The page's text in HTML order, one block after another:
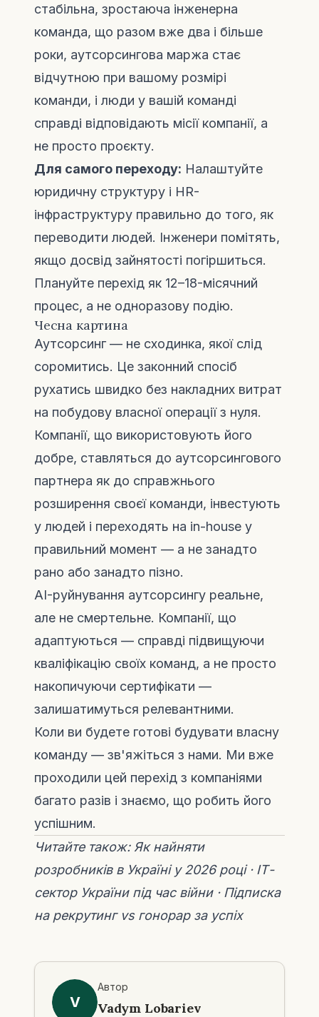
стабільна, зростаюча інженерна
команда, що разом вже два і більше
роки, аутсорсингова маржа стає
відчутною при вашому розмірі
команди, і люди у вашій команді
справді відповідають місії компанії, а
не просто проєкту.
Для самого переходу: Налаштуйте
юридичну структуру і HR-
інфраструктуру правильно до того, як
переводити людей. Інженери помітять,
якщо досвід зайнятості погіршиться.
Плануйте перехід як 12–18-місячний
процес, а не одноразову подію.
Чесна картина
Аутсорсинг — не сходинка, якої слід
соромитись. Це законний спосіб
рухатись швидко без накладних витрат
на побудову власної операції з нуля.
Компанії, що використовують його
добре, ставляться до аутсорсингового
партнера як до справжнього
розширення своєї команди, інвестують
у людей і переходять на in-house у
правильний момент — а не занадто
рано або занадто пізно.
AI-руйнування аутсорсингу реальне,
але не смертельне. Компанії, що
адаптуються — справді підвищуючи
кваліфікацію своїх команд, а не просто
накопичуючи сертифікати —
залишатимуться релевантними.
Коли ви будете готові будувати власну
команду — зв'яжіться з нами. Ми вже
проходили цей перехід з компаніями
багато разів і знаємо, що робить його
успішним.
Читайте також: Як найняти
розробників в Україні у 2026 році· ІТ-
сектор України під час війни· Підписка
на рекрутинг vs гонорар за успіх
V
Автор
Vadym Lobariev